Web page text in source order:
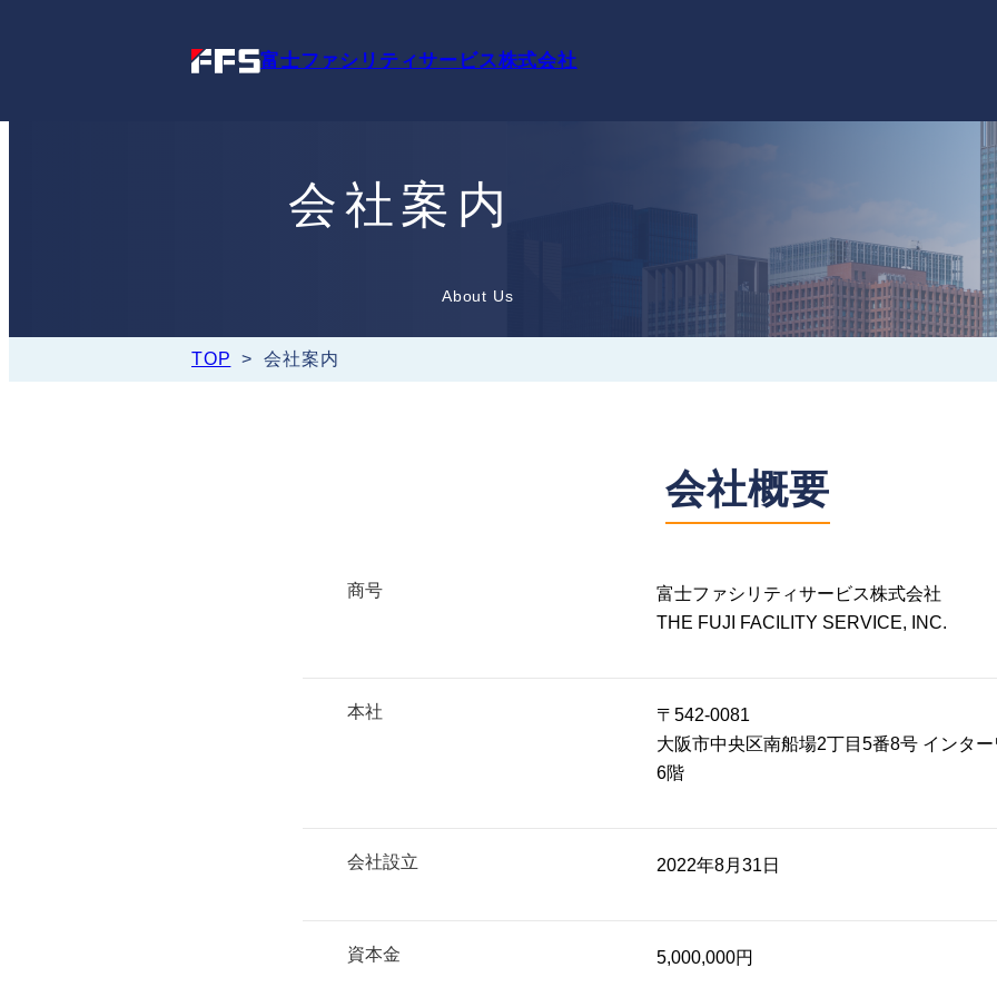
富士ファシリティサービス株式会社
会社案内
About Us
TOP > 会社案内
会社概要
商号
富士ファシリティサービス株式会社
THE FUJI FACILITY SERVICE, INC.
本社
〒542-0081
大阪市中央区南船場2丁目5番8号 インタ
6階
会社設立 2022年8月31日
資本金 5,000,000円